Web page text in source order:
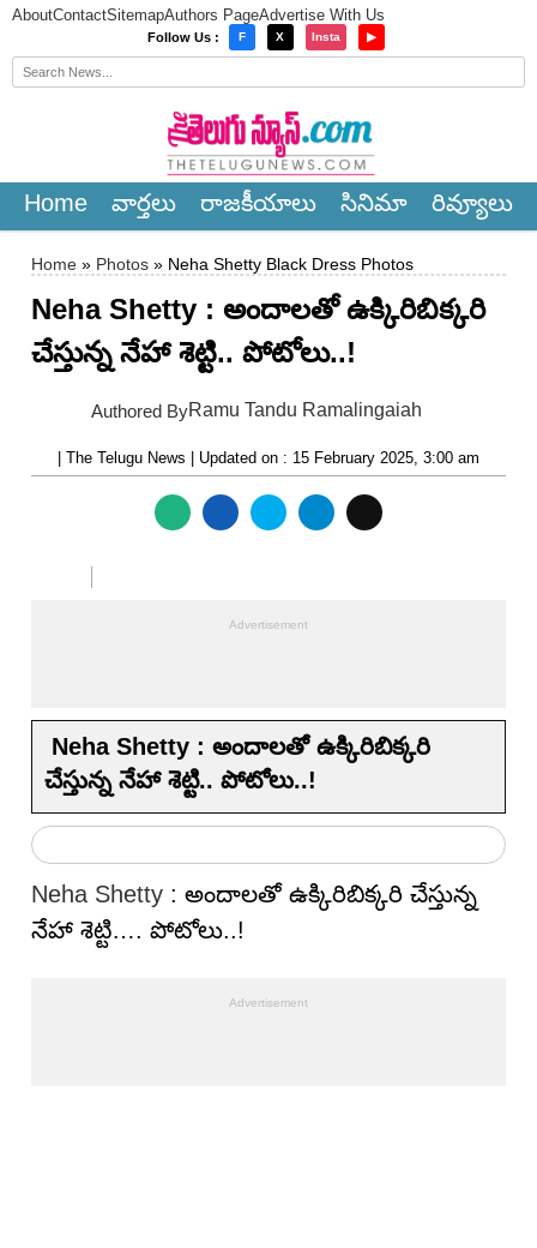
AboutContactSitemapAuthors PageAdvertise With Us
Follow Us : F X Insta ▶
Home వార్త‌లు రాజ‌కీయాలు సినిమా రివ్యూలు
Home » Photos » Neha Shetty Black Dress Photos
Neha Shetty : అందాల‌తో ఉక్కిరిబిక్క‌రి
చేస్తున్న నేహా శెట్టి.. పోటోలు..!
Authored ByRamu Tandu Ramalingaiah
| The Telugu News | Updated on : 15 February 2025, 3:00 am
Neha Shetty : అందాల‌తో ఉక్కిరిబిక్క‌రి
చేస్తున్న నేహా శెట్టి.. పోటోలు..!
Neha Shetty : అందాల‌తో ఉక్కిరిబిక్క‌రి చేస్తున్న
నేహా శెట్టి…. పోటోలు..!